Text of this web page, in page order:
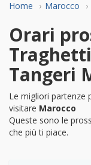
Home Marocco
Orari
Tangeri
Le migliori partenze
visitare Marocco
Queste sono le
che più ti piace.